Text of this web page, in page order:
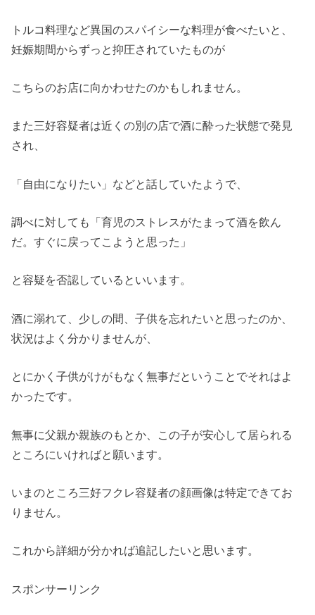
トルコ料理など異国のスパイシーな料理が食べたいと、
妊娠期間からずっと抑圧されていたものが
こちらのお店に向かわせたのかもしれません。
また三好容疑者は近くの別の店で酒に酔った状態で発見
され、
「自由になりたい」 などと話していたようで、
調べに対しても
「育児のストレスがたまって酒を飲ん
だ。すぐに戻ってこようと思った」
と容疑を否認しているといいます。
酒に溺れて、少しの間、子供を忘れたいと思ったのか、
状況はよく分かりませんが、
とにかく子供がけがもなく無事だということでそれはよ
かったです。
無事に父親か親族のもとか、この子が安心して居られる
ところにいければと願います。
いまのところ三好フクレ容疑者の顔画像は特定できてお
りません。
これから詳細が分かれば追記したいと思います。
スポンサーリンク